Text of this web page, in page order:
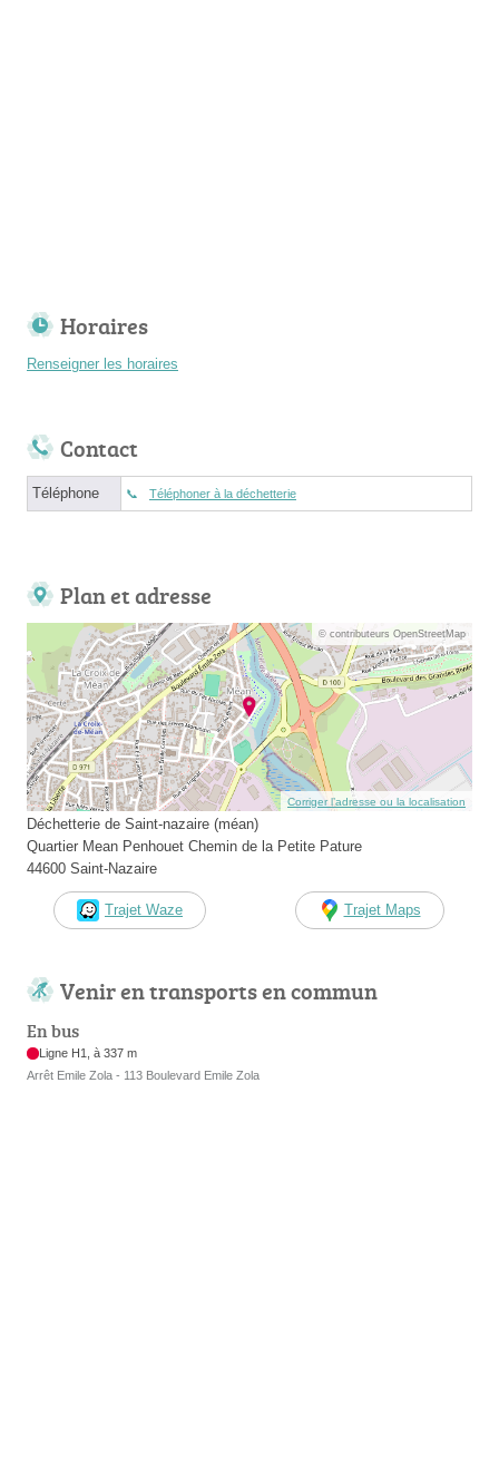
Horaires
Renseigner les horaires
Contact
Téléphone Téléphoner à la déchetterie
Plan et adresse
© contributeurs OpenStreetMap
Corriger l’adresse ou la localisation
Déchetterie de Saint-nazaire (méan)
Quartier Mean Penhouet Chemin de la Petite Pature
44600 Saint-Nazaire
Trajet Waze Trajet Maps
Venir en transports en commun
En bus
Ligne H1, à 337 m
Arrêt Emile Zola - 113 Boulevard Emile Zola